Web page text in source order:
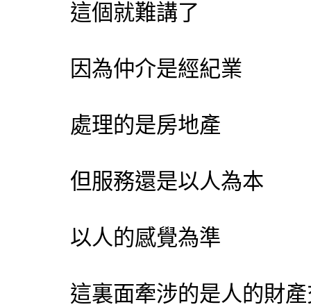
這個就難講了
因為仲介是經紀業
處理的是房地產
但服務還是以人為本
以人的感覺為準
這裏面牽涉的是人的財